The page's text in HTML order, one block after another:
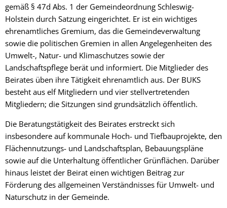
gemäß § 47d Abs. 1 der Gemeindeordnung Schleswig-
Holstein durch Satzung eingerichtet. Er ist ein wichtiges
ehrenamtliches Gremium, das die Gemeindeverwaltung
sowie die politischen Gremien in allen Angelegenheiten des
Umwelt-, Natur- und Klimaschutzes sowie der
Landschaftspflege berät und informiert. Die Mitglieder des
Beirates üben ihre Tätigkeit ehrenamtlich aus. Der BUKS
besteht aus elf Mitgliedern und vier stellvertretenden
Mitgliedern; die Sitzungen sind grundsätzlich öffentlich.
Die Beratungstätigkeit des Beirates erstreckt sich
insbesondere auf kommunale Hoch- und Tiefbauprojekte, den
Flächennutzungs- und Landschaftsplan, Bebauungspläne
sowie auf die Unterhaltung öffentlicher Grünflächen. Darüber
hinaus leistet der Beirat einen wichtigen Beitrag zur
Förderung des allgemeinen Verständnisses für Umwelt- und
Naturschutz in der Gemeinde.